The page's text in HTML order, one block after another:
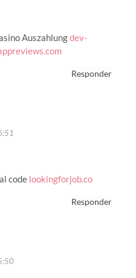
Auszahlungdev-
Responder
code lookingforjob.co
Responder